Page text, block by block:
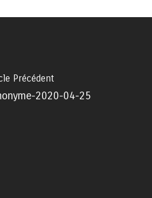
Précédent
2020-04-25